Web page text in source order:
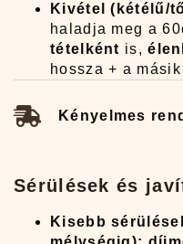
Kivétel (kétélű/
haladja meg a
tételként is,
hossza + a
Kényelmes
Sérülések és
Kisebb